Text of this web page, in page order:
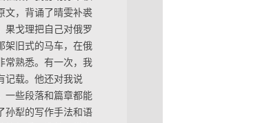
文，背诵了晴雯补裘
果戈理把自己对俄罗
架旧式的马车，在俄
常熟悉。有一次，我
记载。他还对我说
一些段落和篇章都能
孙犁的写作手法和语